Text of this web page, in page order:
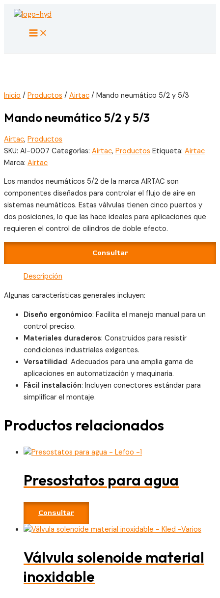
contenidoMain
Menu
Inicio / Productos / Airtac / Mando neumático 5/2 y 5/3
Mando neumático 5/2 y 5/3
Airtac, Productos
SKU: AI-0007 Categorías: Airtac, Productos Etiqueta: Airtac
Marca: Airtac
Los mandos neumáticos 5/2 de la marca AIRTAC son
componentes diseñados para controlar el flujo de aire en
sistemas neumáticos. Estas válvulas tienen cinco puertos y
dos posiciones, lo que las hace ideales para aplicaciones que
requieren el control de cilindros de doble efecto.
Consultar
Descripción
Algunas características generales incluyen:
Diseño ergonómico: Facilita el manejo manual para un
control preciso.
Materiales duraderos: Construidos para resistir
condiciones industriales exigentes.
Versatilidad: Adecuados para una amplia gama de
aplicaciones en automatización y maquinaria.
Fácil instalación: Incluyen conectores estándar para
simplificar el montaje.
Productos relacionados
Presostatos para agua
Consultar
Válvula solenoide material
inoxidable